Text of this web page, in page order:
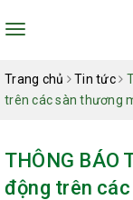
Toggle
Trang chủ Tin tức
trên các sàn thương
THÔNG BÁO
động trên